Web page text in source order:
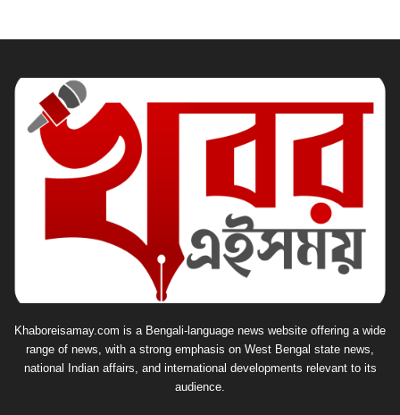
Khaboreisamay.com is a Bengali-language news website offering a wide
range of news, with a strong emphasis on West Bengal state news,
national Indian affairs, and international developments relevant to its
audience.